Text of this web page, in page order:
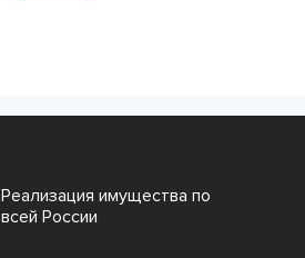
Реализация имущества по
всей России